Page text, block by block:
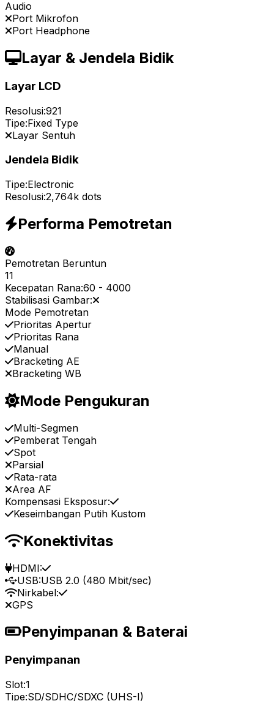
Audio
Port Mikrofon
Port Headphone
Layar & Jendela Bidik
Layar LCD
Resolusi:921
Tipe:Fixed Type
Layar Sentuh
Jendela Bidik
Tipe:Electronic
Resolusi:2,764k dots
Performa Pemotretan
Pemotretan Beruntun
11
Kecepatan Rana:60 - 4000
Stabilisasi Gambar:
Mode Pemotretan
Prioritas Apertur
Prioritas Rana
Manual
Bracketing AE
Bracketing WB
Mode Pengukuran
Multi-Segmen
Pemberat Tengah
Spot
Parsial
Rata-rata
Area AF
Kompensasi Eksposur:
Keseimbangan Putih Kustom
Konektivitas
HDMI:
USB:USB 2.0 (480 Mbit/sec)
Nirkabel:
GPS
Penyimpanan & Baterai
Penyimpanan
Slot:1
Tipe:SD/SDHC/SDXC (UHS-I)